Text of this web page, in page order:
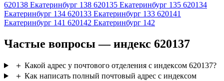
620138 Екатеринбург 138 620135 Екатеринбург 135 620134
Екатеринбург 134 620133 Екатеринбург 133 620141
Екатеринбург 141 620142 Екатеринбург 142
Частые вопросы — индекс 620137
＋ Какой адрес у почтового отделения с индексом 620137?
＋ Как написать полный почтовый адрес с индексом